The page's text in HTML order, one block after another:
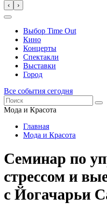
‹ ›
Выбор Time Out
Кино
Концерты
Спектакли
Выставки
Город
Все события сегодня
Мода и Красота
Главная
Мода и Красота
Семинар по
стрессом и
с Йогачарьи